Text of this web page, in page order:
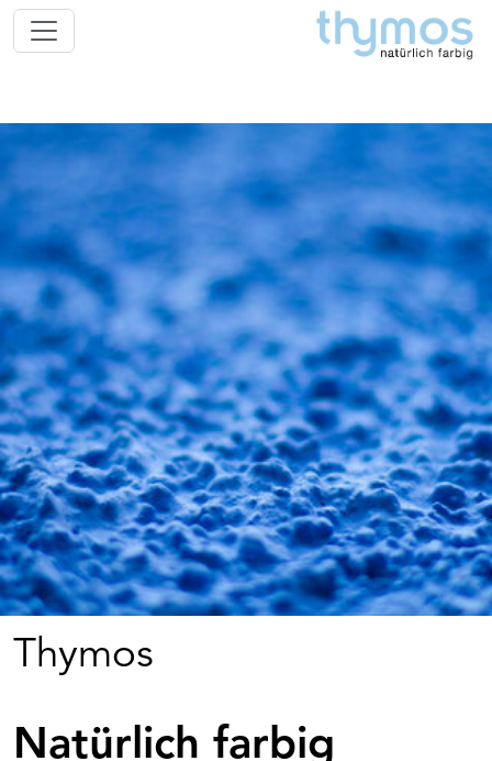
Thymos
Natürlich farbig